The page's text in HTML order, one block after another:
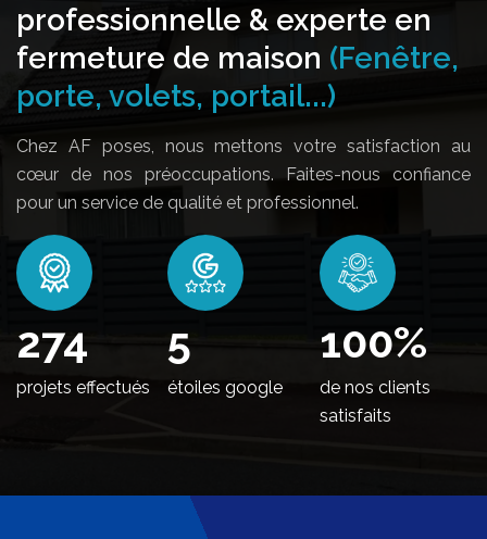
professionnelle & experte en
fermeture de maison (Fenêtre,
porte, volets, portail...)
Chez AF poses, nous mettons votre satisfaction au
cœur de nos préoccupations. Faites-nous confiance
pour un service de qualité et professionnel.
328
projets effectués
5
étoiles google
100%
de nos clients
satisfaits